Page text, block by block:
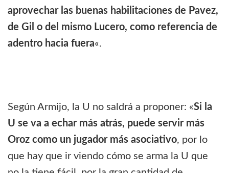
aprovechar las buenas habilitaciones de Pavez,
de Gil o del mismo Lucero, como referencia de
adentro hacia fuera«.
Según Armijo, la U no saldrá a proponer: «Si la
U se va a echar más atrás, puede servir más
Oroz como un jugador más asociativo, por lo
que hay que ir viendo cómo se arma la U que